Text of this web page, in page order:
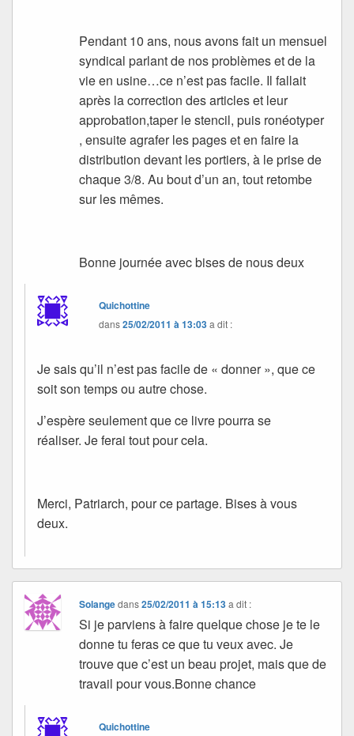
Pendant 10 ans, nous avons fait un mensuel
syndical parlant de nos problèmes et de la
vie en usine…ce n’est pas facile. Il fallait
après la correction des articles et leur
approbation,taper le stencil, puis ronéotyper
, ensuite agrafer les pages et en faire la
distribution devant les portiers, à le prise de
chaque 3/8. Au bout d’un an, tout retombe
sur les mêmes.
Bonne journée avec bises de nous deux
Quichottine
dans25/02/2011 à 13:03a dit :
Je sais qu’il n’est pas facile de « donner », que ce
soit son temps ou autre chose.
J’espère seulement que ce livre pourra se
réaliser. Je ferai tout pour cela.
Merci, Patriarch, pour ce partage. Bises à vous
deux.
Solangedans25/02/2011 à 15:13 a dit :
Si je parviens à faire quelque chose je te le
donne tu feras ce que tu veux avec. Je
trouve que c’est un beau projet, mais que de
travail pour vous.Bonne chance
Quichottine